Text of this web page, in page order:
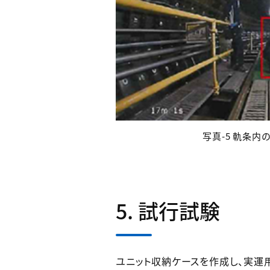
写真-5 軌条内
5. 試行試験
ユニット収納ケースを作成し、実